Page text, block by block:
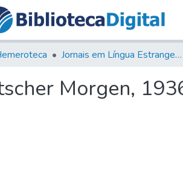
Jornais em Língua Estrangeira
Morgen,